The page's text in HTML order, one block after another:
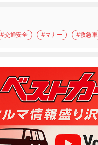
#交通安全 #マナー #救急車